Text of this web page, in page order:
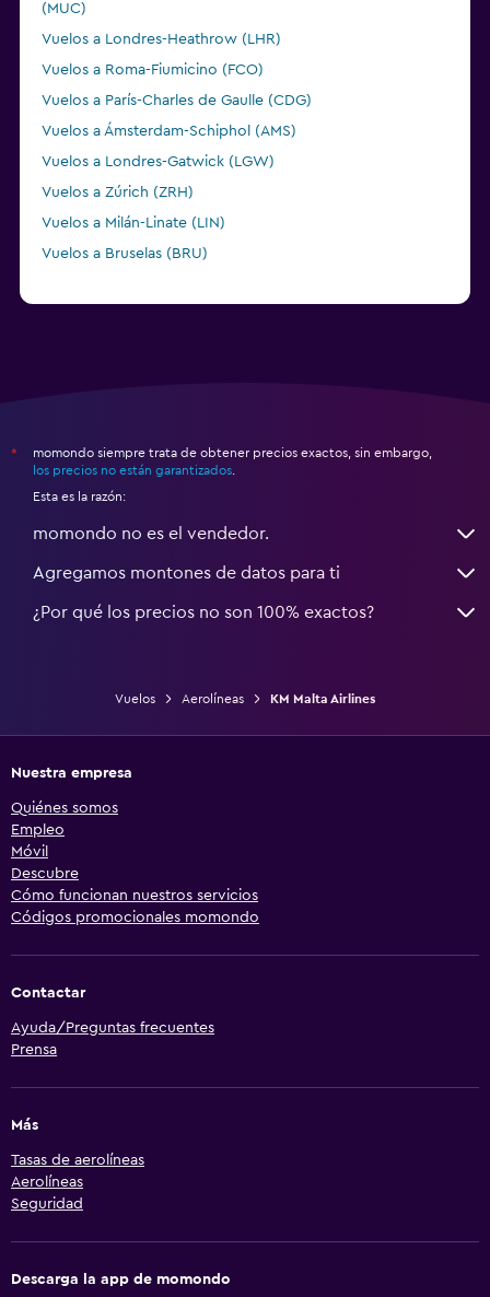
(MUC)
Vuelos a Londres-Heathrow (LHR)
Vuelos a Roma-Fiumicino (FCO)
Vuelos a París-Charles de Gaulle (CDG)
Vuelos a Ámsterdam-Schiphol (AMS)
Vuelos a Londres-Gatwick (LGW)
Vuelos a Zúrich (ZRH)
Vuelos a Milán-Linate (LIN)
Vuelos a Bruselas (BRU)
*
momondo siempre trata de obtener precios exactos, sin embargo,
los precios no están garantizados
Esta es la razón:
momondo no es el vendedor.
Agregamos montones de datos para ti
¿Por qué los precios no son 100% exactos?
Vuelos Aerolíneas KM Malta Airlines
Nuestra empresa
Quiénes somos
Empleo
Móvil
Descubre
Cómo funcionan nuestros servicios
Códigos promocionales momondo
Contactar
Ayuda/Preguntas frecuentes
Prensa
Más
Tasas de aerolíneas
Aerolíneas
Seguridad
Descarga la app de momondo